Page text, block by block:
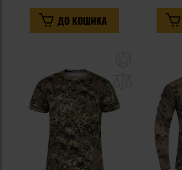
ДО КОШИКА
списку
уподобань